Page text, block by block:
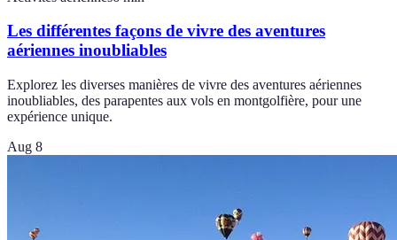
Les différentes façons de vivre des aventures
aériennes inoubliables
Explorez les diverses manières de vivre des aventures aériennes
inoubliables, des parapentes aux vols en montgolfière, pour une
expérience unique.
Aug 8